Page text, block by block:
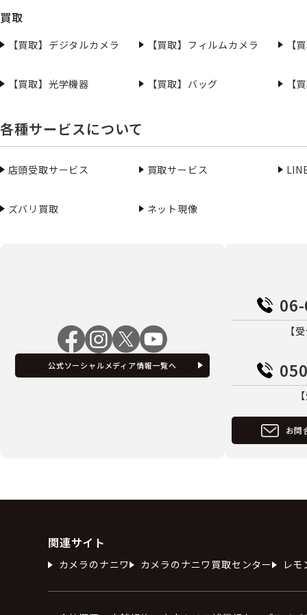
買取
【買取】デジタルカメラ 【買取】フィルムカメラ 【
【買取】光学機器 【買取】バッグ 【
各種サービスについて
店頭受取サービス 買取サービス
ズバリ買取 ネット現像
公式ソーシャルメディア情報一覧へ
【
お問
関連サイト
カメラのナニワ カメラのナニワ買取センター レモ